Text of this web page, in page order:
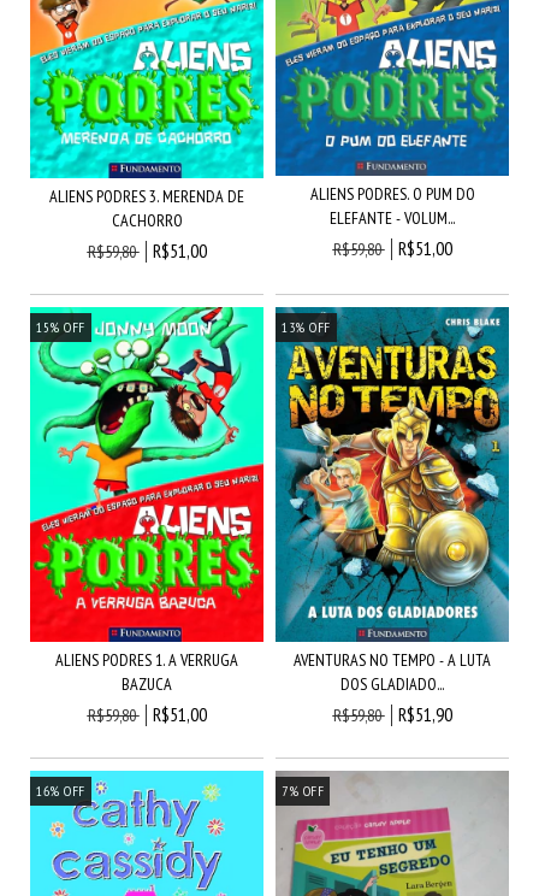
ALIENS PODRES 3. MERENDA DE
CACHORRO
R$59,80
R$51,00
ALIENS PODRES. O PUM DO
ELEFANTE - VOLUM...
R$59,80
R$51,00
15% OFF
ALIENS PODRES 1. A VERRUGA
BAZUCA
R$59,80
R$51,00
13% OFF
AVENTURAS NO TEMPO - A LUTA
DOS GLADIADO...
R$59,80
R$51,90
16% OFF 7% OFF